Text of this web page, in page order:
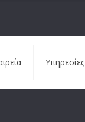
Υπηρεσίες